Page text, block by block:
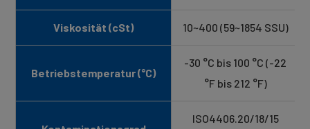
Viskosität (cSt) 10~400 (59~1854 SSU)
Betriebstemperatur (°C)
-30 °C bis 100 °C (-22
°F bis 212 °F)
ISO4406.20/18/15